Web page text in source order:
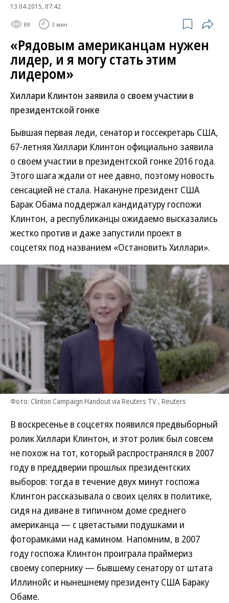
13.04.2015, 07:42
8K 3 мин.
«Рядовым американцам нужен
лидер, и я могу стать этим
лидером»
Хиллари Клинтон заявила о своем участии в
президентской гонке
Бывшая первая леди, сенатор и госсекретарь США,
67-летняя Хиллари Клинтон официально заявила
о своем участии в президентской гонке 2016 года.
Этого шага ждали от нее давно, поэтому новость
сенсацией не стала. Накануне президент США
Барак Обама поддержал кандидатуру госпожи
Клинтон, а республиканцы ожидаемо высказались
жестко против и даже запустили проект в
соцсетях под названием «Остановить Хиллари».
Фото: Clinton Campaign Handout via Reuters TV , Reuters
В воскресенье в соцсетях появился предвыборный
ролик Хиллари Клинтон, и этот ролик был совсем
не похож на тот, который распространялся в 2007
году в преддверии прошлых президентских
выборов: тогда в течение двух минут госпожа
Клинтон рассказывала о своих целях в политике,
сидя на диване в типичном доме среднего
американца — с цветастыми подушками и
фоторамками над камином. Напомним, в 2007
году госпожа Клинтон проиграла праймериз
своему сопернику — бывшему сенатору от штата
Иллинойс и нынешнему президенту США Бараку
Обаме.